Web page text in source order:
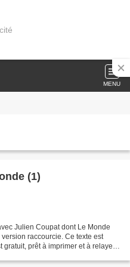
MENU
(1)
Julien Coupat dont Le Monde
raccourcie. Ce texte est
prêt à imprimer et à relayer,